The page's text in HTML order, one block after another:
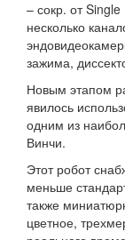
– сокр. от
несколько
зажима,
Новым этапом
явилось
одним из
Винчи.
Этот робот
меньше
также
цветное,